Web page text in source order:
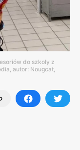
do szkoły z
autor: Nougcat,